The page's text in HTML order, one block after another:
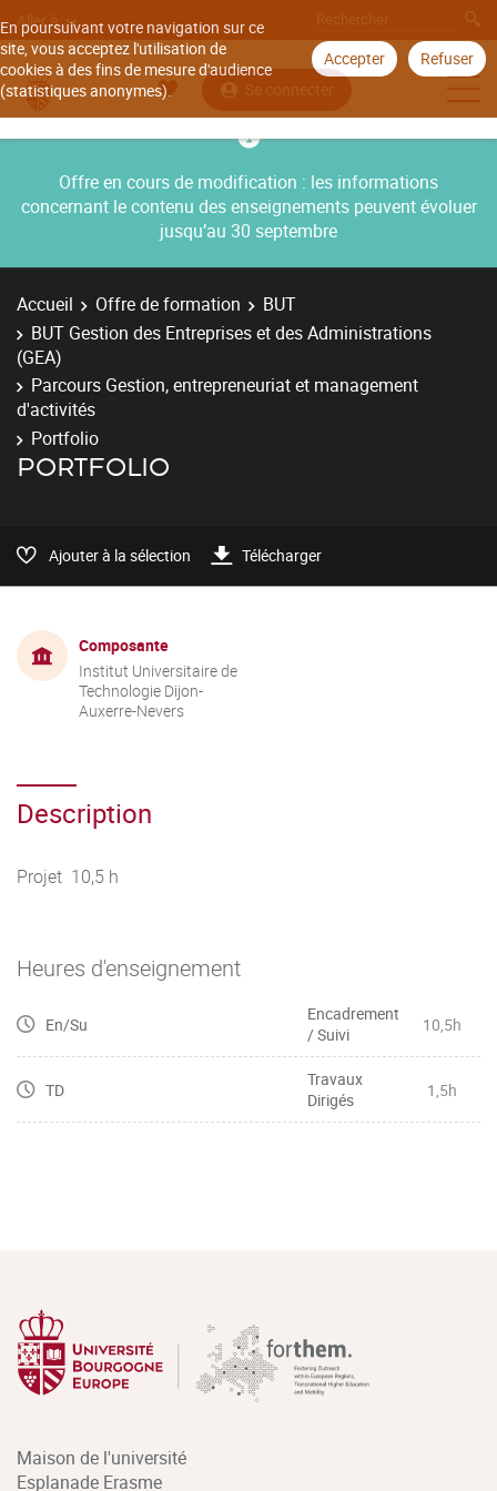
En poursuivant votre navigation sur ce
site, vous acceptez l'utilisation de
cookies à des fins de mesure d'audience
(statistiques anonymes).
Accepter Refuser
Aller à
Se connecter
Offre en cours de modification : les informations
concernant le contenu des enseignements peuvent évoluer
jusqu’au 30 septembre
Accueil Offre de formation
BUT
BUT Gestion des Entreprises et des Administrations
(GEA)
Parcours Gestion, entrepreneuriat et management
d'activités
Portfolio
PORTFOLIO
Ajouter à la sélection Télécharger
Composante
Institut Universitaire de
Technologie Dijon-
Auxerre-Nevers
Description
Projet 10,5 h
Heures d'enseignement
En/Su
Encadrement
/ Suivi
10,5h
TD
Travaux
Dirigés
1,5h
Maison de l'université
Esplanade Erasme